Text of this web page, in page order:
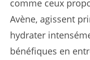
comme ceux
Avène, agissent
hydrater
bénéfiques en